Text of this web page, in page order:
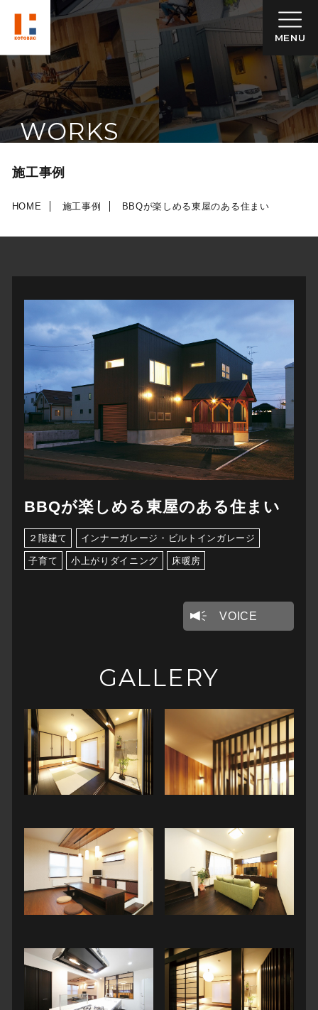
MENU
WORKS
施工事例
HOME 施工事例 BBQが楽しめる東屋のある住まい
BBQが楽しめる東屋のある住まい
２階建て インナーガレージ・ビルトインガレージ
子育て 小上がりダイニング 床暖房
VOICE
GALLERY